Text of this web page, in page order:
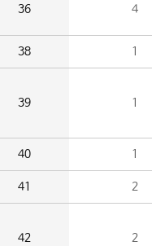
36 4
38 1
39 1
40 1
41 2
42 2